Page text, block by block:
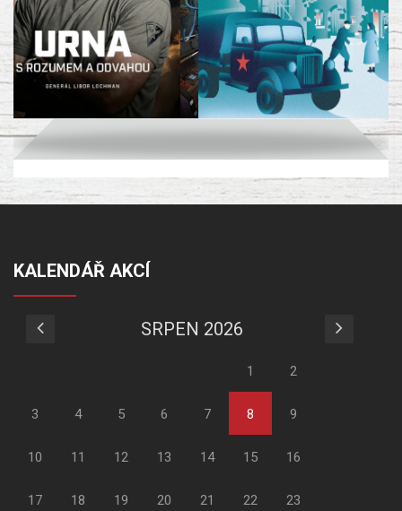
KALENDÁŘ AKCÍ
SRPEN 2026
1 2
3 4 5 6 7 8 9
10 11 12 13 14 15 16
17 18 19 20 21 22 23